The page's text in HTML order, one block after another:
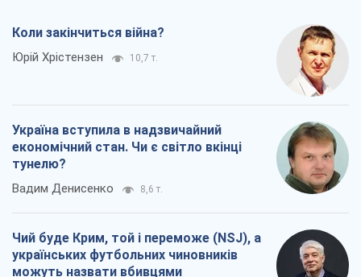
Коли закінчиться війна?
Юрій Хрістензен 10,7 т.
Україна вступила в надзвичайний
економічний стан. Чи є світло вкінці
тунелю?
Вадим Денисенко 8,6 т.
Чий буде Крим, той і переможе (NSJ), а
українських футбольних чиновників
можуть назвати вбивцями